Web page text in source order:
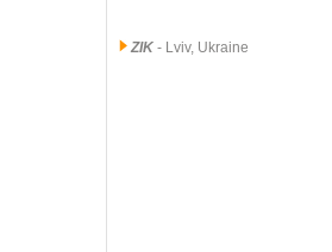
ZIK - Lviv, Ukraine